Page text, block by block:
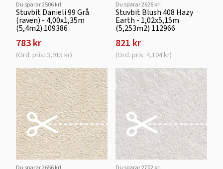
Du sparar 2506 kr!
Stuvbit Danieli 99 Grå
(raven) - 4,00x1,35m
(5,4m2) 109386
783 kr
(Ord. pris: 3,915 kr)
Du sparar 2626 kr!
Stuvbit Blush 408 Hazy
Earth - 1,02x5,15m
(5,253m2) 112966
821 kr
(Ord. pris: 4,104 kr)